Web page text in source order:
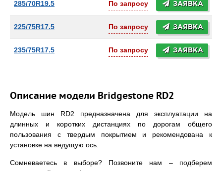
285/70R19.5 По запросу ЗАЯВКА
225/75R17.5 По запросу ЗАЯВКА
235/75R17.5 По запросу ЗАЯВКА
Описание модели Bridgestone RD2
Модель шин RD2 предназначена для эксплуатации на
длинных и коротких дистанциях по дорогам общего
пользования с твердым покрытием и рекомендована к
установке на ведущую ось.
Сомневаетесь в выборе? Позвоните нам – подберем